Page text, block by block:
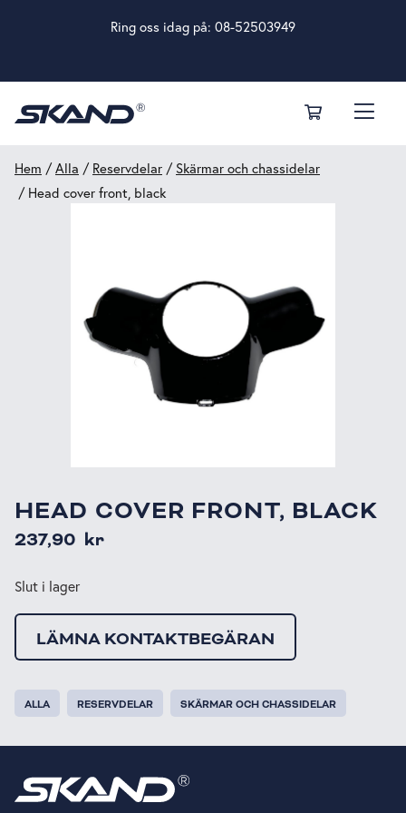
Ring oss idag på: 08-52503949
Hem /Alla / Reservdelar / Skärmar och chassidelar
/ Head cover front, black
HEAD COVER FRONT, BLACK
237,90 kr
Slut i lager
LÄMNA KONTAKTBEGÄRAN
ALLA RESERVDELAR SKÄRMAR OCH CHASSIDELAR